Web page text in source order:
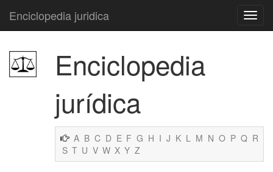
Enciclopedia juridica
Enciclopedia
jurídica
A B C D E F G H I J K L M N O P Q R
S T U V W X Y Z